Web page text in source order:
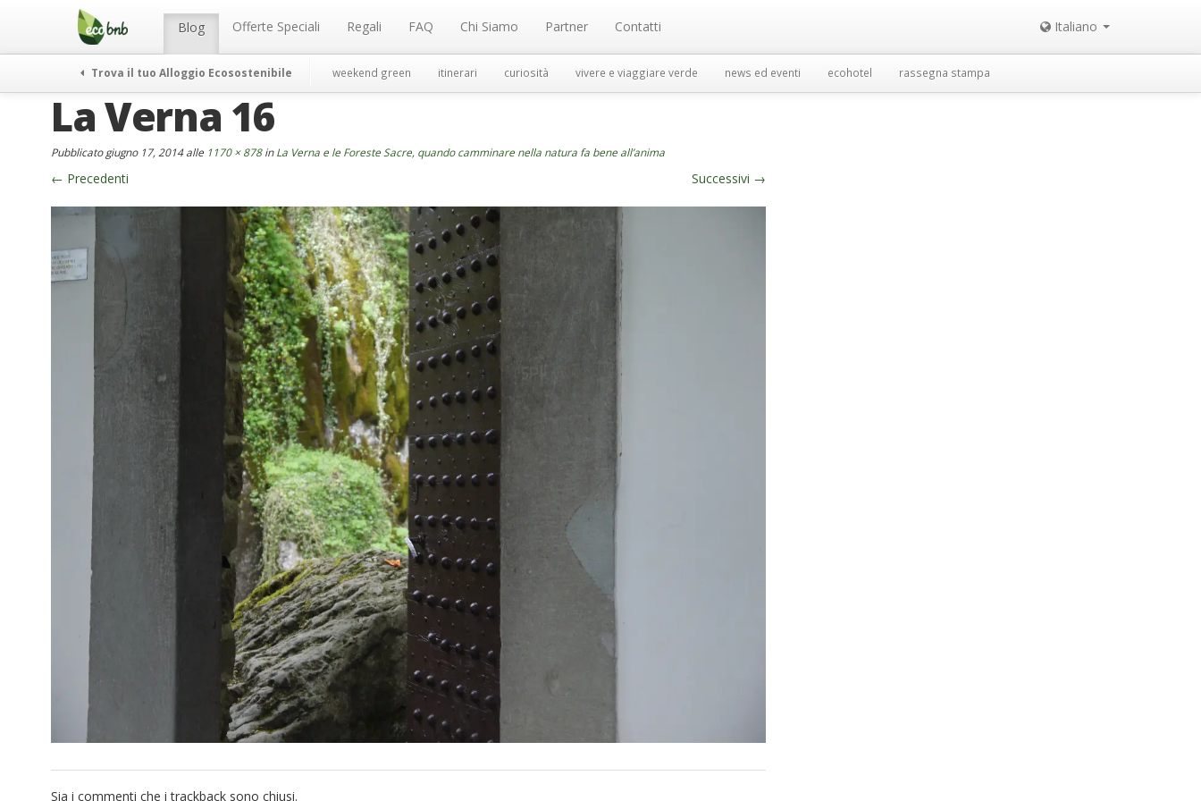
Menu Blog Offerte Speciali Regali FAQ Chi Siamo Partner Contatti Italiano
Trova il tuo Alloggio Ecosostenibile weekend green itinerari curiosità vivere e viaggiare verde news ed eventi ecohotel rassegna stampa
La Verna 16
Pubblicatogiugno 17, 2014alle 1170 × 878inLa Verna e le Foreste Sacre, quando camminare nella natura fa bene all’anima
← Precedenti Successivi →
Sia i commenti che i trackback sono chiusi.